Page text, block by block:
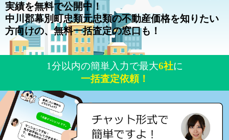
実績を無料で公開中！
中川郡幕別町忠類元忠類の不動産価格を知りたい
方向けの、無料一括査定の窓口も！
1分以内の簡単入力で最大6社に
一括査定依頼！